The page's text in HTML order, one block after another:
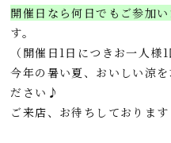
開催日なら何日でもご参加い
す。
（開催日1日につきお一人様1
今年の暑い夏、おいしい涼
ださい♪
ご来店、お待ちしております